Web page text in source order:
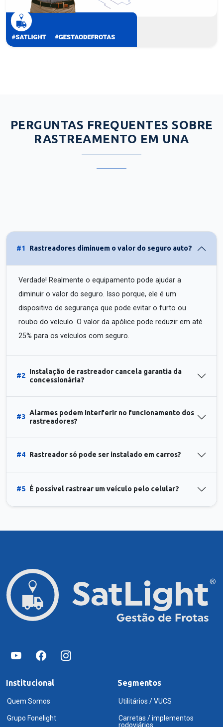
PERGUNTAS FREQUENTES SOBRE
RASTREAMENTO EM UNA
#1 Rastreadores diminuem o valor do seguro auto?
Verdade! Realmente o equipamento pode ajudar a
diminuir o valor do seguro. Isso porque, ele é um
dispositivo de segurança que pode evitar o furto ou
roubo do veículo. O valor da apólice pode reduzir em até
25% para os veículos com seguro.
#2
Instalação de rastreador cancela garantia da
concessionária?
#3
Alarmes podem interferir no funcionamento dos
rastreadores?
#4 Rastreador só pode ser instalado em carros?
#5 É possível rastrear um veículo pelo celular?
Institucional
Quem Somos
Grupo Fonelight
Segmentos
Utilitários / VUCS
Carretas / implementos
rodoviários